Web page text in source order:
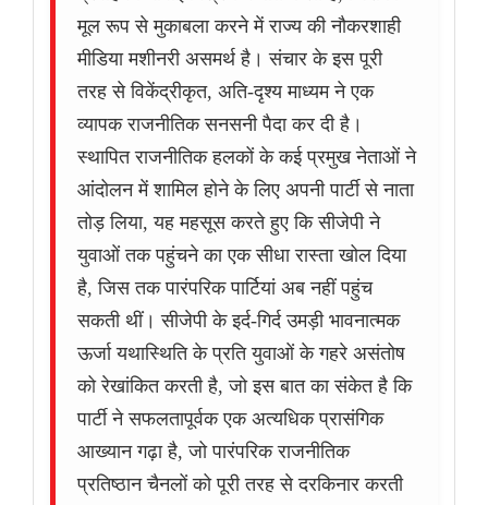
मूल रूप से मुकाबला करने में राज्य की नौकरशाही
मीडिया मशीनरी असमर्थ है। संचार के इस पूरी
तरह से विकेंद्रीकृत, अति-दृश्य माध्यम ने एक
व्यापक राजनीतिक सनसनी पैदा कर दी है।
स्थापित राजनीतिक हलकों के कई प्रमुख नेताओं ने
आंदोलन में शामिल होने के लिए अपनी पार्टी से नाता
तोड़ लिया, यह महसूस करते हुए कि सीजेपी ने
युवाओं तक पहुंचने का एक सीधा रास्ता खोल दिया
है, जिस तक पारंपरिक पार्टियां अब नहीं पहुंच
सकती थीं। सीजेपी के इर्द-गिर्द उमड़ी भावनात्मक
ऊर्जा यथास्थिति के प्रति युवाओं के गहरे असंतोष
को रेखांकित करती है, जो इस बात का संकेत है कि
पार्टी ने सफलतापूर्वक एक अत्यधिक प्रासंगिक
आख्यान गढ़ा है, जो पारंपरिक राजनीतिक
प्रतिष्ठान चैनलों को पूरी तरह से दरकिनार करती